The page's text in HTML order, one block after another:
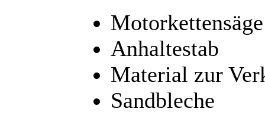
Anhaltestab
Material zur
Sandbleche